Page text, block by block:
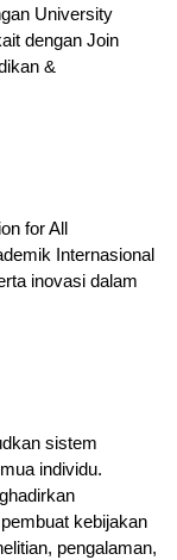
University
dengan Join
&
for All
Internasional
inovasi dalam
sistem
individu.
kebijakan
pengalaman,